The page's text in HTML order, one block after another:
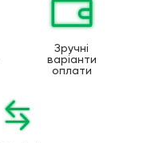
Зручні
варіанти
оплати